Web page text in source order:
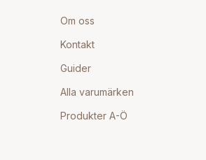
Om oss
Kontakt
Guider
Alla varumärken
Produkter A-Ö